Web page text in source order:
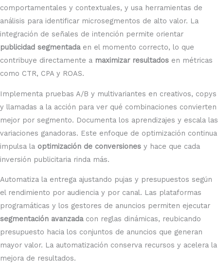
comportamentales y contextuales, y usa herramientas de
análisis para identificar microsegmentos de alto valor. La
integración de señales de intención permite orientar
publicidad segmentadaen el momento correcto, lo que
contribuye directamente a maximizar resultados en métricas
como CTR, CPA y ROAS.
Implementa pruebas A/B y multivariantes en creativos, copys
y llamadas a la acción para ver qué combinaciones convierten
mejor por segmento. Documenta los aprendizajes y escala las
variaciones ganadoras. Este enfoque de optimización continua
impulsa la optimización de conversiones y hace que cada
inversión publicitaria rinda más.
Automatiza la entrega ajustando pujas y presupuestos según
el rendimiento por audiencia y por canal. Las plataformas
programáticas y los gestores de anuncios permiten ejecutar
segmentación avanzadacon reglas dinámicas, reubicando
presupuesto hacia los conjuntos de anuncios que generan
mayor valor. La automatización conserva recursos y acelera la
mejora de resultados.